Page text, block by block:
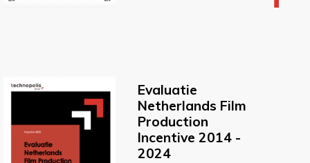
Evaluatie
Netherlands Film
Production
Incentive 2014 -
2024